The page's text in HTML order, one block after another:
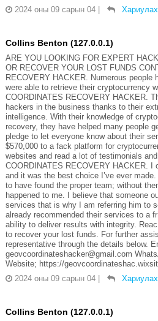
2024 оны 09 сарын 04 | Хариулах
Collins Benton (127.0.0.1)
ARE YOU LOOKING FOR EXPERT
OR RECOVER YOUR LOST FUNDS
RECOVERY HACKER. Numerous people
were able to retrieve their cryptocurrency
COORDINATES RECOVERY HACKER.
hackers in the business thanks to their
intelligence. With their knowledge of
recovery, they have helped many people
pledge to let everyone know about their
$570,000 to a fack platform for
websites and read a lot of testimonials
COORDINATES RECOVERY HACKER. I
and it was the best choice I’ve ever
to have found the proper team; without
happened to me. I believe that someone
services that is why I am referring him to
already recommended their services to a
ability to deliver results with integrity.
to recover your lost funds. For further
representative through the details below.
geovcoordinateshacker@gmail.com
Website; https://
2024 оны 09 сарын 04 | Хариулах
Collins Benton (127.0.0.1)